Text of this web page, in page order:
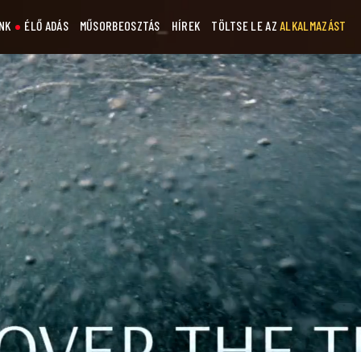
ÉLŐ ADÁS MŰSORBEOSZTÁS HÍREK TÖLTSE LE AZALKALMAZÁST